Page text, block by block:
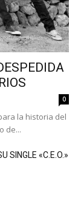
0
la historia del
de...
SINGLE «C.E.O.»